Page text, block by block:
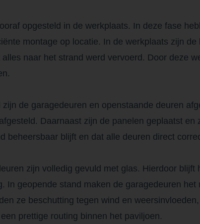
opgesteld in de werkplaats. In deze fase
montage op locatie. In de werkplaats zijn
naar het strand werd vervoerd. Door deze
de garagedeuren en openstaande deuren
Daarnaast zijn de panelen geplaatst
beheersbaar blijft en dat alle deuren direct
zijn volledig gevuld met glas. Hierdoor
In geopende stand maken de garagedeuren
ze beschutting tegen wind en
prettige routing binnen het paviljoen.